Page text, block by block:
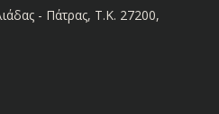
- Πάτρας, Τ.Κ. 27200,